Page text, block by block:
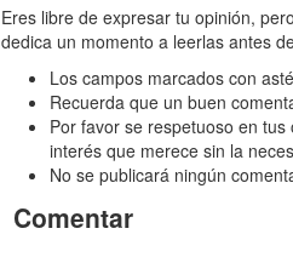
Restaurante
del
fin
del
mundo,
El
Eres libre de expresar tu opinión,
dedica un momento a leerlas antes
Los campos marcados con
Recuerda que un buen
Por favor se respetuoso en
interés que merece sin la
No se publicará ningún
Comentar